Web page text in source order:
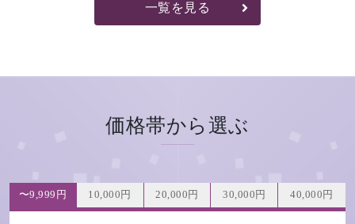
一覧を見る
価格帯から選ぶ
〜9,999円 10,000円 20,000円 30,000円 40,000円